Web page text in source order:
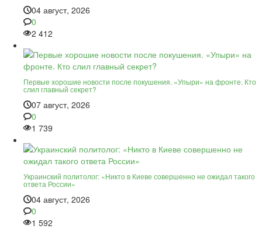
04 август, 2026
0
2 412
Первые хорошие новости после покушения. «Упыри» на фронте. Кто
слил главный секрет?
07 август, 2026
0
1 739
Украинский политолог: «Никто в Киеве совершенно не ожидал такого
ответа России»
04 август, 2026
0
1 592